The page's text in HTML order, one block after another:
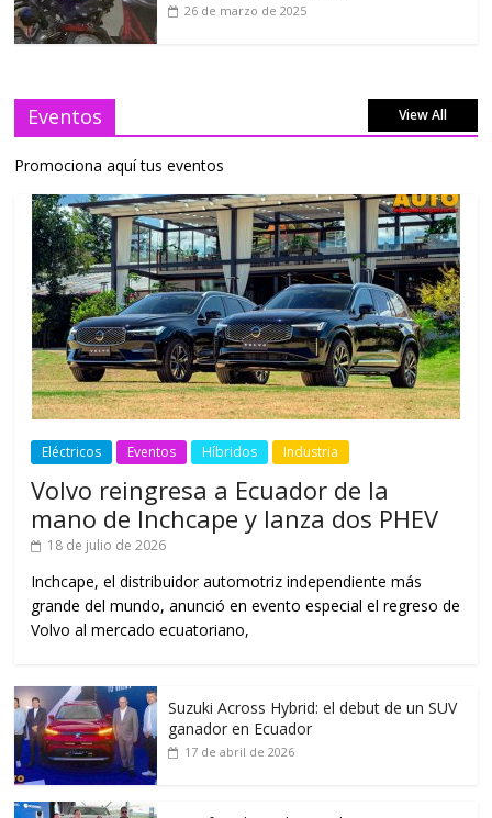
26 de marzo de 2025
Eventos View All
Promociona aquí tus eventos
Eléctricos Eventos Híbridos Industria
Volvo reingresa a Ecuador de la
mano de Inchcape y lanza dos PHEV
18 de julio de 2026
Inchcape, el distribuidor automotriz independiente más
grande del mundo, anunció en evento especial el regreso de
Volvo al mercado ecuatoriano,
Suzuki Across Hybrid: el debut de un SUV
ganador en Ecuador
17 de abril de 2026